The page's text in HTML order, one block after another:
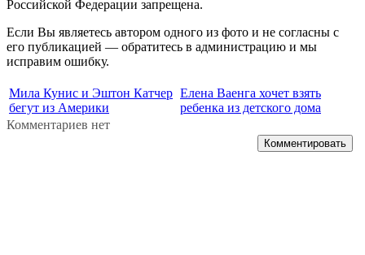
Российской Федерации запрещена.
Если Вы являетесь автором одного из фото и не согласны с
его публикацией — обратитесь в администрацию и мы
исправим ошибку.
Мила Кунис и Эштон Катчер
бегут из Америки
Елена Ваенга хочет взять
ребенка из детского дома
Комментариев нет
Комментировать